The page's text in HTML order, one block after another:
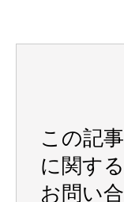
この記事
に関する
お問い合